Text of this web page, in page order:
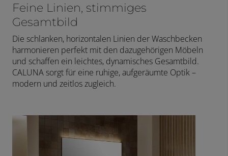
Feine Linien, stimmiges
Gesamtbild
Die schlanken, horizontalen Linien der Waschbecken
harmonieren perfekt mit den dazugehörigen Möbeln
und schaffen ein leichtes, dynamisches Gesamtbild.
CALUNA sorgt für eine ruhige, aufgeräumte Optik –
modern und zeitlos zugleich.